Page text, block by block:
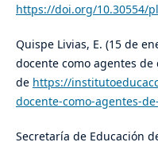
https://doi.org/10.30554/
​Quispe Livias, E. (15 de
docente como agentes de
de https://
docente-como-agentes-
​Secretaría de Educación